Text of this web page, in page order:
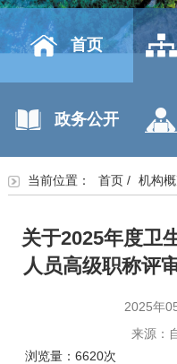
首页
政务公开
当前位置： 首页/ 机构
关于2025年度卫
人员高级职称评
2025年
来源：
浏览量： 6620次